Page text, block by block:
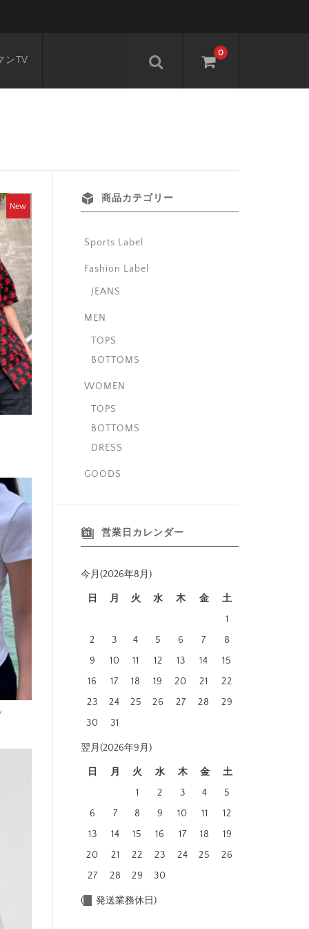
0
ンTV
New
商品カテゴリー
Sports Label
Fashion Label
JEANS
MEN
TOPS
BOTTOMS
WOMEN
TOPS
BOTTOMS
DRESS
GOODS
営業日カレンダー
今月(2026年8月)
日 月 火 水 木 金
土
1
2
3 4 5 6 7
8
9
10 11 12 13 14
15
16
17 18 19 20 21
22
23
24 25 26 27 28
29
30
31
翌月(2026年9月)
日 月 火 水 木 金
土
1
2 3 4
5
6
7 8 9 10 11
12
13
14 15 16 17 18
19
20
21 22 23 24 25
26
27
28 29 30
( 発送業務休日)